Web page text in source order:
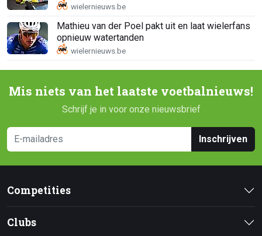
Mathieu van der Poel pakt uit en laat wielerfans
opnieuw watertanden
Mis niets van het laatste voetbalnieuws!
Schrijf je in voor onze nieuwsbrief
Inschrijven
Competities
Clubs